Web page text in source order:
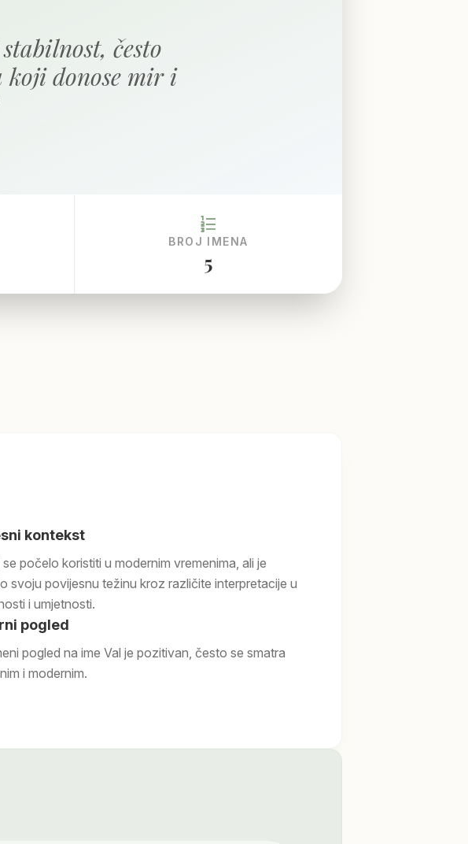
često
koji donose mir i
format_list_numbered
BROJ IMENA
5
kontekst
se počelo koristiti u modernim vremenima, ali je
svoju povijesnu težinu kroz različite interpretacije u
i umjetnosti.
pogled
pogled na ime Val je pozitivan, često se smatra
i modernim.